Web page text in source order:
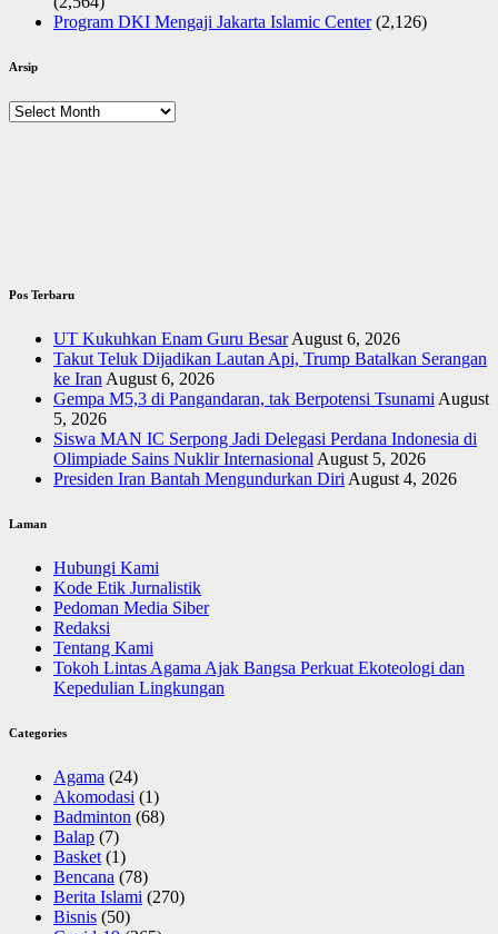
Program DKI Mengaji Jakarta Islamic Center (2,126)
Arsip
Arsip
Pos Terbaru
UT Kukuhkan Enam Guru Besar August 6, 2026
Takut Teluk Dijadikan Lautan Api, Trump Batalkan Serangan
ke Iran August 6, 2026
Gempa M5,3 di Pangandaran, tak Berpotensi Tsunami August
5, 2026
Siswa MAN IC Serpong Jadi Delegasi Perdana Indonesia di
Olimpiade Sains Nuklir Internasional August 5, 2026
Presiden Iran Bantah Mengundurkan Diri August 4, 2026
Laman
Hubungi Kami
Kode Etik Jurnalistik
Pedoman Media Siber
Redaksi
Tentang Kami
Tokoh Lintas Agama Ajak Bangsa Perkuat Ekoteologi dan
Kepedulian Lingkungan
Categories
Agama (24)
Akomodasi (1)
Badminton (68)
Balap (7)
Basket (1)
Bencana (78)
Berita Islami (270)
Bisnis (50)